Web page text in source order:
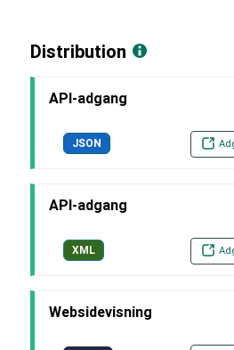
Distribution
API-adgang
JSON
API-adgang
XML
Websidevisning